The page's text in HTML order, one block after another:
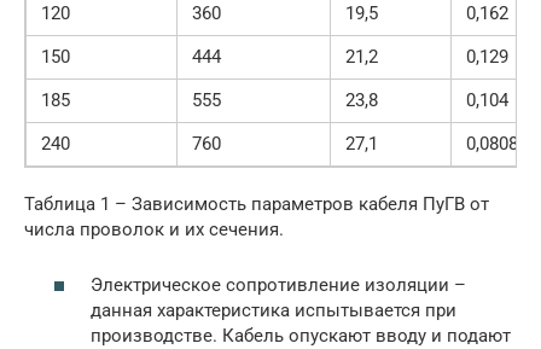
120
360 19,5
0,162
150
444 21,2
0,129
185
555 23,8
0,104
240
760 27,1 0,0808
Таблица 1 – Зависимость параметров кабеля ПуГВ от
числа проволок и их сечения.
Электрическое сопротивление изоляции –
данная характеристика испытывается при
производстве. Кабель опускают вводу и подают